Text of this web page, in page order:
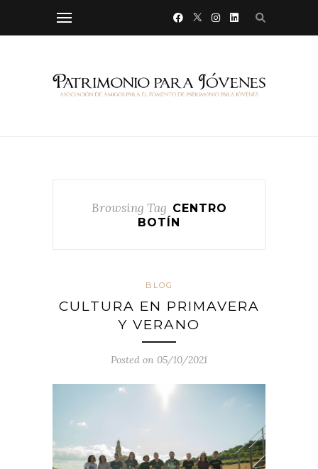
Browsing Tag CENTRO
BOTÍN
BLOG
CULTURA EN PRIMAVERA
Y VERANO
Posted on 05/10/2021